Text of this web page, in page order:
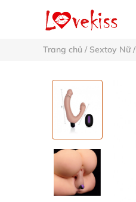
Trang chủ / Sextoy Nữ/